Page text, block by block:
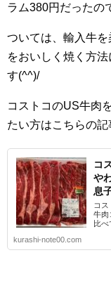
ラム380円だったの
ついては、輸入牛
をおいしく焼く方
す(^^)/
コストコのUS牛肉
たい方はこちらの記
コ
や
息
コ
牛肉
比べ
kurashi-note00.com